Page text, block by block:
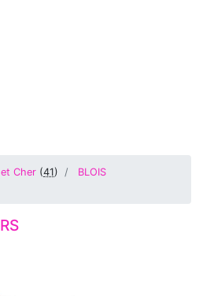
Cher (41)
BLOIS